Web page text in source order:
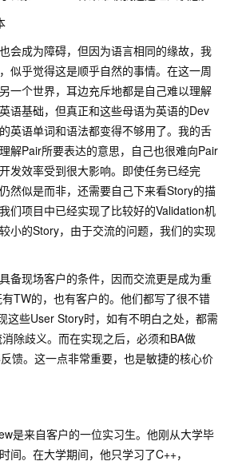
会成为障碍，但因为语言相同的缘故，我
似乎觉得这是顺乎自然的事情。在这一周
一个世界，耳边充斥地都是自己难以理解
语基础，但真正和这些母语为英语的Dev
英语单词和语法都变得不够用了。我的舌
解Pair所要表达的意思，自己也很难向Pair
发效率受到很大影响。即使任务已经完
然似是而非，还需要自己下来看Story的描
们项目中已经实现了比较好的Validation机
小的Story，由于交流的问题，我们的实现
备现场客户的条件，因而交流更是成为重
TW的，也有客户的。他们都写了很不错
这些User Story时，如有不明白之处，都需
除歧义。而在实现之后，必须和BA做
馈。这一点非常重要，也是敏捷的核心价
是来自客户的一位实习生。他刚从大学毕
间。在大学期间，他只学习了C++，